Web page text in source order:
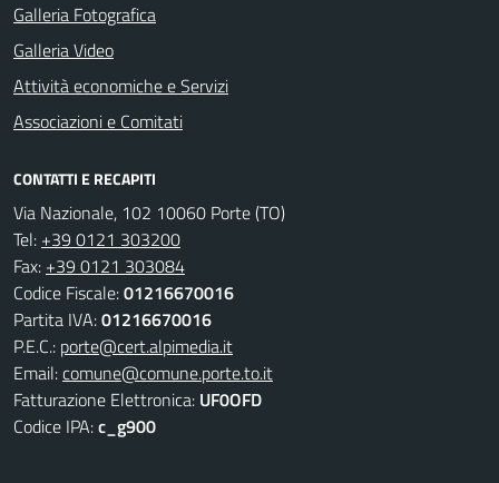
Galleria Fotografica
Galleria Video
Attività economiche e Servizi
Associazioni e Comitati
CONTATTI E RECAPITI
Via Nazionale, 102 10060 Porte (TO)
Tel: +39 0121 303200
Fax: +39 0121 303084
Codice Fiscale:01216670016
Partita IVA:01216670016
P.E.C.: porte@cert.alpimedia.it
Email:comune@comune.porte.to.it
Fatturazione Elettronica: UF0OFD
Codice IPA:c_g900